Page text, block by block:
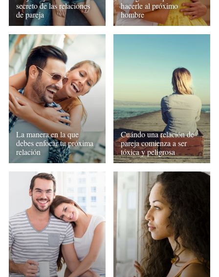
secreto de las relaciones
de pareja
hacerle al próximo
hombre
La manera en la que
debes enfocar tu próxima
relación
Cuándo una relación de
pareja comienza a ser
tóxica y peligrosa